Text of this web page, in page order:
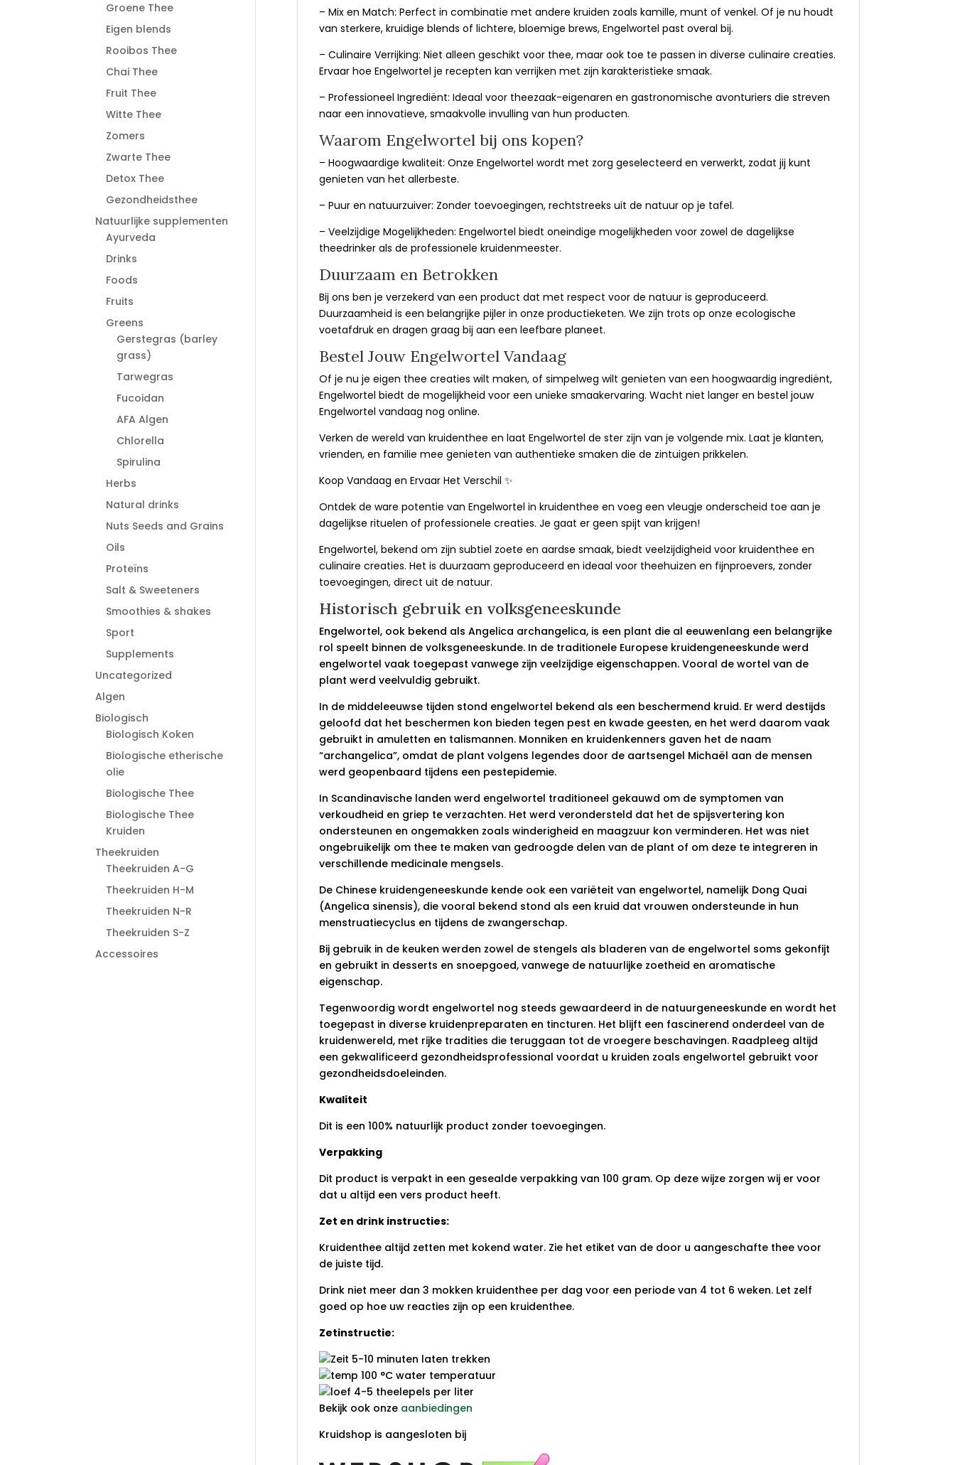
– Mix en Match: Perfect in combinatie met andere kruiden zoals kamille, munt of venkel. Of je nu houdt
van sterkere, kruidige blends of lichtere, bloemige brews, Engelwortel past overal bij.
– Culinaire Verrijking: Niet alleen geschikt voor thee, maar ook toe te passen in diverse culinaire creaties.
Ervaar hoe Engelwortel je recepten kan verrijken met zijn karakteristieke smaak.
– Professioneel Ingrediënt: Ideaal voor theezaak-eigenaren en gastronomische avonturiers die streven
naar een innovatieve, smaakvolle invulling van hun producten.
Waarom Engelwortel bij ons kopen?
– Hoogwaardige kwaliteit: Onze Engelwortel wordt met zorg geselecteerd en verwerkt, zodat jij kunt
genieten van het allerbeste.
– Puur en natuurzuiver: Zonder toevoegingen, rechtstreeks uit de natuur op je tafel.
– Veelzijdige Mogelijkheden: Engelwortel biedt oneindige mogelijkheden voor zowel de dagelijkse
theedrinker als de professionele kruidenmeester.
Duurzaam en Betrokken
Bij ons ben je verzekerd van een product dat met respect voor de natuur is geproduceerd.
Duurzaamheid is een belangrijke pijler in onze productieketen. We zijn trots op onze ecologische
voetafdruk en dragen graag bij aan een leefbare planeet.
Bestel Jouw Engelwortel Vandaag
Of je nu je eigen thee creaties wilt maken, of simpelweg wilt genieten van een hoogwaardig ingrediënt,
Engelwortel biedt de mogelijkheid voor een unieke smaakervaring. Wacht niet langer en bestel jouw
Engelwortel vandaag nog online.
Verken de wereld van kruidenthee en laat Engelwortel de ster zijn van je volgende mix. Laat je klanten,
vrienden, en familie mee genieten van authentieke smaken die de zintuigen prikkelen.
Koop Vandaag en Ervaar Het Verschil ✨
Ontdek de ware potentie van Engelwortel in kruidenthee en voeg een vleugje onderscheid toe aan je
dagelijkse rituelen of professionele creaties. Je gaat er geen spijt van krijgen!
Engelwortel, bekend om zijn subtiel zoete en aardse smaak, biedt veelzijdigheid voor kruidenthee en
culinaire creaties. Het is duurzaam geproduceerd en ideaal voor theehuizen en fijnproevers, zonder
toevoegingen, direct uit de natuur.
Historisch gebruik en volksgeneeskunde
Engelwortel, ook bekend als Angelica archangelica, is een plant die al eeuwenlang een belangrijke
rol speelt binnen de volksgeneeskunde. In de traditionele Europese kruidengeneeskunde werd
engelwortel vaak toegepast vanwege zijn veelzijdige eigenschappen. Vooral de wortel van de
plant werd veelvuldig gebruikt.
In de middeleeuwse tijden stond engelwortel bekend als een beschermend kruid. Er werd destijds
geloofd dat het beschermen kon bieden tegen pest en kwade geesten, en het werd daarom vaak
gebruikt in amuletten en talismannen. Monniken en kruidenkenners gaven het de naam
“archangelica”, omdat de plant volgens legendes door de aartsengel Michaël aan de mensen
werd geopenbaard tijdens een pestepidemie.
In Scandinavische landen werd engelwortel traditioneel gekauwd om de symptomen van
verkoudheid en griep te verzachten. Het werd verondersteld dat het de spijsvertering kon
ondersteunen en ongemakken zoals winderigheid en maagzuur kon verminderen. Het was niet
ongebruikelijk om thee te maken van gedroogde delen van de plant of om deze te integreren in
verschillende medicinale mengsels.
De Chinese kruidengeneeskunde kende ook een variëteit van engelwortel, namelijk Dong Quai
(Angelica sinensis), die vooral bekend stond als een kruid dat vrouwen ondersteunde in hun
menstruatiecyclus en tijdens de zwangerschap.
Bij gebruik in de keuken werden zowel de stengels als bladeren van de engelwortel soms gekonfijt
en gebruikt in desserts en snoepgoed, vanwege de natuurlijke zoetheid en aromatische
eigenschap.
Tegenwoordig wordt engelwortel nog steeds gewaardeerd in de natuurgeneeskunde en wordt het
toegepast in diverse kruidenpreparaten en tincturen. Het blijft een fascinerend onderdeel van de
kruidenwereld, met rijke tradities die teruggaan tot de vroegere beschavingen. Raadpleeg altijd
een gekwalificeerd gezondheidsprofessional voordat u kruiden zoals engelwortel gebruikt voor
gezondheidsdoeleinden.
Kwaliteit
Dit is een 100% natuurlijk product zonder toevoegingen.
Verpakking
Dit product is verpakt in een gesealde verpakking van 100 gram. Op deze wijze zorgen wij er voor
dat u altijd een vers product heeft.
Zet en drink instructies:
Kruidenthee altijd zetten met kokend water. Zie het etiket van de door u aangeschafte thee voor
de juiste tijd.
Drink niet meer dan 3 mokken kruidenthee per dag voor een periode van 4 tot 6 weken. Let zelf
goed op hoe uw reacties zijn op een kruidenthee.
Zetinstructie:
5-10 minuten laten trekken
100 °C water temperatuur
4-5 theelepels per liter
Bekijk ook onze aanbiedingen
Kruidshop is aangesloten bij
Groene Thee
Eigen blends
Rooibos Thee
Chai Thee
Fruit Thee
Witte Thee
Zomers
Zwarte Thee
Detox Thee
Gezondheidsthee
Natuurlijke supplementen
Ayurveda
Drinks
Foods
Fruits
Greens
Gerstegras (barley
grass)
Tarwegras
Fucoidan
AFA Algen
Chlorella
Spirulina
Herbs
Natural drinks
Nuts Seeds and Grains
Oils
Proteïns
Salt & Sweeteners
Smoothies & shakes
Sport
Supplements
Uncategorized
Algen
Biologisch
Biologisch Koken
Biologische etherische
olie
Biologische Thee
Biologische Thee
Kruiden
Theekruiden
Theekruiden A-G
Theekruiden H-M
Theekruiden N-R
Theekruiden S-Z
Accessoires